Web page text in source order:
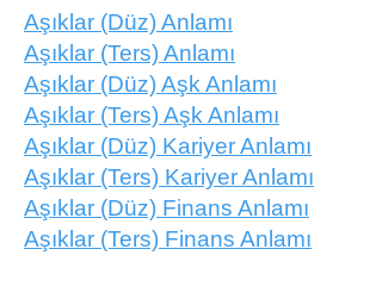
Aşıklar (Düz) Anlamı
Aşıklar (Ters) Anlamı
Aşıklar (Düz) Aşk Anlamı
Aşıklar (Ters) Aşk Anlamı
Aşıklar (Düz) Kariyer Anlamı
Aşıklar (Ters) Kariyer Anlamı
Aşıklar (Düz) Finans Anlamı
Aşıklar (Ters) Finans Anlamı